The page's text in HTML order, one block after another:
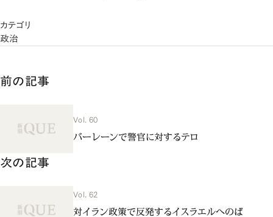
カテゴリ
政治
前の記事
Vol. 60
バーレーンで警官に対するテロ
次の記事
Vol. 62
対イラン政策で反発するイスラエルへのば